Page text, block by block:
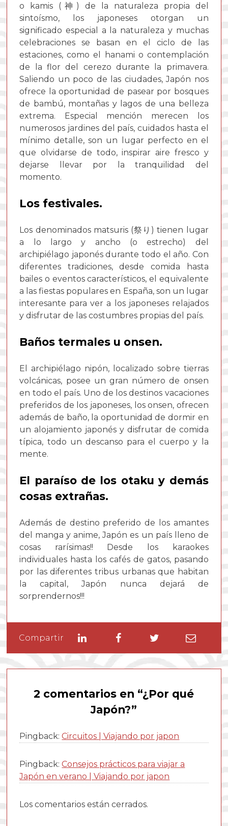
o kamis (神) de la naturaleza propia del
sintoísmo, los japoneses otorgan un
significado especial a la naturaleza y muchas
celebraciones se basan en el ciclo de las
estaciones, como el hanami o contemplación
de la flor del cerezo durante la primavera.
Saliendo un poco de las ciudades, Japón nos
ofrece la oportunidad de pasear por bosques
de bambú, montañas y lagos de una belleza
extrema. Especial mención merecen los
numerosos jardines del país, cuidados hasta el
mínimo detalle, son un lugar perfecto en el
que olvidarse de todo, inspirar aire fresco y
dejarse llevar por la tranquilidad del
momento.
Los festivales.
Los denominados matsuris (祭り) tienen lugar
a lo largo y ancho (o estrecho) del
archipiélago japonés durante todo el año. Con
diferentes tradiciones, desde comida hasta
bailes o eventos característicos, el equivalente
a las fiestas populares en España, son un lugar
interesante para ver a los japoneses relajados
y disfrutar de las costumbres propias del país.
Baños termales u onsen.
El archipiélago nipón, localizado sobre tierras
volcánicas, posee un gran número de onsen
en todo el país. Uno de los destinos vacaciones
preferidos de los japoneses, los onsen, ofrecen
además de baño, la oportunidad de dormir en
un alojamiento japonés y disfrutar de comida
típica, todo un descanso para el cuerpo y la
mente.
El paraíso de los otaku y demás
cosas extrañas.
Además de destino preferido de los amantes
del manga y anime, Japón es un país lleno de
cosas rarísimas!! Desde los karaokes
individuales hasta los cafés de gatos, pasando
por las diferentes tribus urbanas que habitan
la capital, Japón nunca dejará de
sorprendernos!!!
Compartir LinkedinFacebookTwitterEnviar
por
email
2 comentarios en “¿Por qué
Japón?”
Pingback:Circuitos | Viajando por japon
Pingback:Consejos prácticos para viajar a
Japón en verano | Viajando por japon
Los comentarios están cerrados.